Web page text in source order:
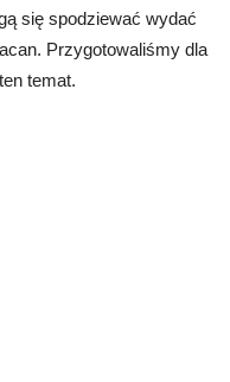
się spodziewać wydać
Przygotowaliśmy dla
temat.